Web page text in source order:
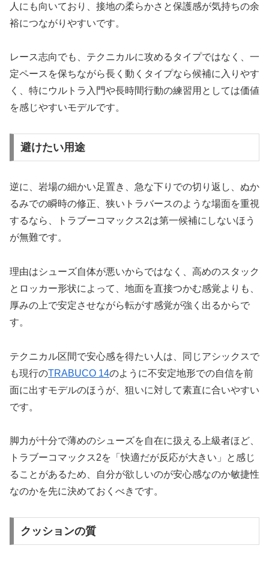
人にも向いており、接地の柔らかさと保護感が気持ちの余
裕につながりやすいです。
レース志向でも、テクニカルに攻めるタイプではなく、一
定ペースを保ちながら長く動くタイプなら候補に入りやす
く、特にウルトラ入門や長時間行動の練習用としては価値
を感じやすいモデルです。
避けたい用途
逆に、岩場の細かい足置き、急な下りでの切り返し、ぬか
るみでの瞬時の修正、狭いトラバースのような場面を重視
するなら、トラブーコマックス2は第一候補にしないほう
が無難です。
理由はシューズ自体が悪いからではなく、高めのスタック
とロッカー形状によって、地面を直接つかむ感覚よりも、
厚みの上で安定させながら転がす感覚が強く出るからで
す。
テクニカル区間で安心感を得たい人は、同じアシックスで
も現行のTRABUCO 14のように不安定地形での自信を前
面に出すモデルのほうが、狙いに対して素直に合いやすい
です。
脚力が十分で薄めのシューズを自在に扱える上級者ほど、
トラブーコマックス2を「快適だが反応が大きい」と感じ
ることがあるため、自分が欲しいのが安心感なのか敏捷性
なのかを先に決めておくべきです。
クッションの質